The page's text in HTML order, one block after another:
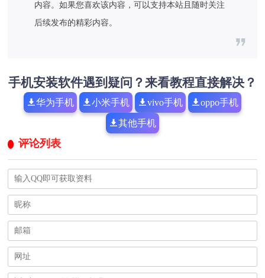
内容。如果您喜欢该内容，可以支持本站且随时关注
后续发布的精彩内容。
手机安装软件遇到疑问？来看教程直接解决？
华为手机 小米手机 vivo手机 oppo手机
其他手机
评论列表